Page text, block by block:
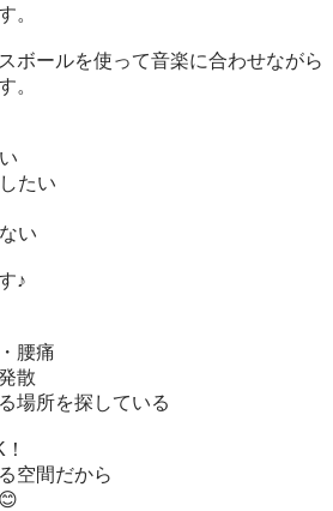
。
ボールを使って音楽に合わせながら
。
たい
い
♪
腰痛
散
場所を探している
空間だから